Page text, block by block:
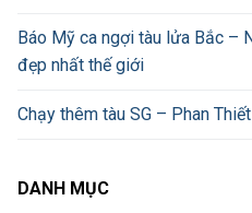
Báo Mỹ ca ngợi tàu lửa Bắc –
đẹp nhất thế giới
Chạy thêm tàu SG – Phan
DANH MỤC